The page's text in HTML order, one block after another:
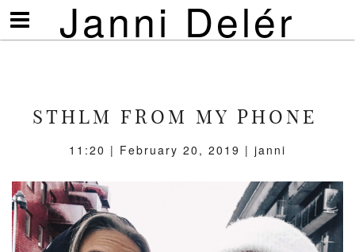
Janni Delér
Visa/göm
meny
STHLM FROM MY PHONE
11:20 | February 20, 2019 | janni